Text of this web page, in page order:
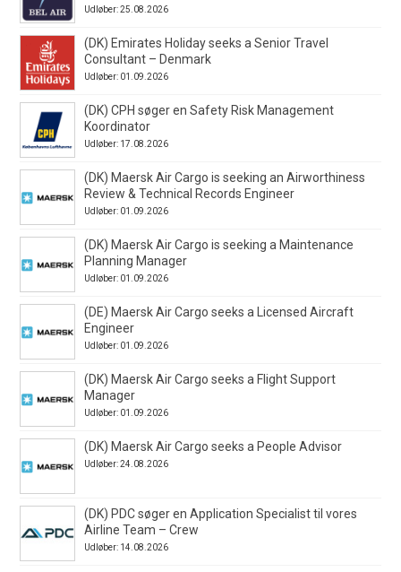
Udløber: 25.08.2026
(DK) Emirates Holiday seeks a Senior Travel
Consultant – Denmark
Udløber: 01.09.2026
(DK) CPH søger en Safety Risk Management
Koordinator
Udløber: 17.08.2026
(DK) Maersk Air Cargo is seeking an Airworthiness
Review & Technical Records Engineer
Udløber: 01.09.2026
(DK) Maersk Air Cargo is seeking a Maintenance
Planning Manager
Udløber: 01.09.2026
(DE) Maersk Air Cargo seeks a Licensed Aircraft
Engineer
Udløber: 01.09.2026
(DK) Maersk Air Cargo seeks a Flight Support
Manager
Udløber: 01.09.2026
(DK) Maersk Air Cargo seeks a People Advisor
Udløber: 24.08.2026
(DK) PDC søger en Application Specialist til vores
Airline Team – Crew
Udløber: 14.08.2026